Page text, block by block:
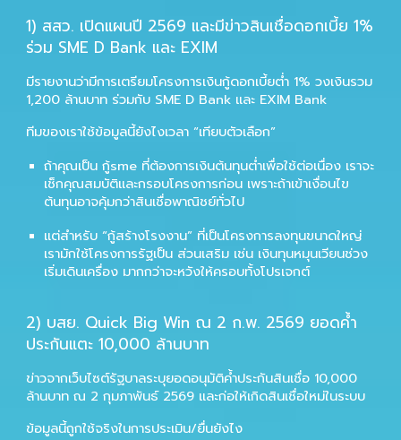
1) สสว. เปิดแผนปี 2569 และมีข่าวสินเชื่อดอกเบี้ย 1%
ร่วม SME D Bank และ EXIM
มีรายงานว่ามีการเตรียมโครงการเงินกู้ดอกเบี้ยต่ำ 1% วงเงินรวม
1,200 ล้านบาท ร่วมกับ SME D Bank และ EXIM Bank
ทีมของเราใช้ข้อมูลนี้ยังไงเวลา “เทียบตัวเลือก”
ถ้าคุณเป็นกู้sme ที่ต้องการเงินต้นทุนต่ำเพื่อใช้ต่อเนื่อง เราจะ
เช็กคุณสมบัติและกรอบโครงการก่อน เพราะถ้าเข้าเงื่อนไข
ต้นทุนอาจคุ้มกว่าสินเชื่อพาณิชย์ทั่วไป
แต่สำหรับ “กู้สร้างโรงงาน” ที่เป็นโครงการลงทุนขนาดใหญ่
เรามักใช้โครงการรัฐเป็น ส่วนเสริม เช่น เงินทุนหมุนเวียนช่วง
เริ่มเดินเครื่อง มากกว่าจะหวังให้ครอบทั้งโปรเจกต์
2) บสย. Quick Big Win ณ 2 ก.พ. 2569 ยอดค้ำ
ประกันแตะ 10,000 ล้านบาท
ข่าวจากเว็บไซต์รัฐบาลระบุยอดอนุมัติค้ำประกันสินเชื่อ 10,000
ล้านบาท ณ 2 กุมภาพันธ์ 2569 และก่อให้เกิดสินเชื่อใหม่ในระบบ
ข้อมูลนี้ถูกใช้จริงในการประเมิน/ยื่นยังไง